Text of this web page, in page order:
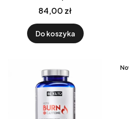
84,00 zł
Do koszyka